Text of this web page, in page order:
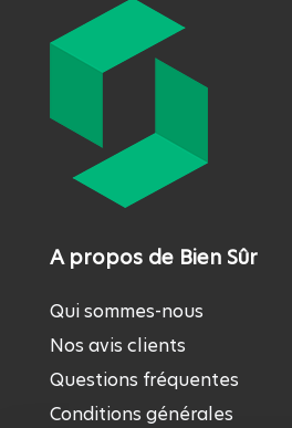
A propos de Bien Sûr
Qui sommes-nous
Nos avis clients
Questions fréquentes
Conditions générales